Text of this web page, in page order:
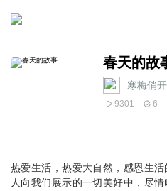
春天的故
寒梅俏开
9301 6
热爱生活，热爱大自然，感恩生
人向我们展示的一切美好中，尽